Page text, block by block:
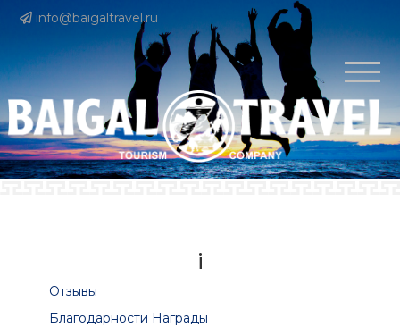
info@baigaltravel.ru
i
Отзывы
Благодарности Награды